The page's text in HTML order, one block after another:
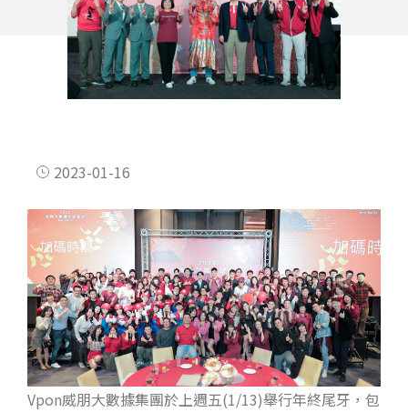
2023-01-16
Vpon威朋大數據集團於上週五(1/13)舉行年終尾牙，包